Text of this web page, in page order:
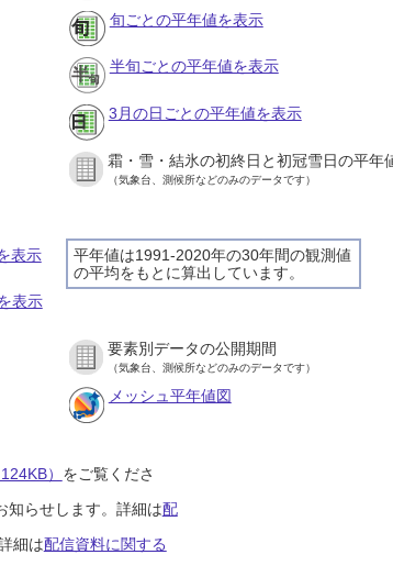
旬ごとの平年値を表示
半旬ごとの平年値を表示
3月の日ごとの平年値を表示
霜・雪・結氷の初終日と初冠雪日の平年
（気象台、測候所などのみのデータです）
平年値は1991-2020年の30年間の観測値
の平均をもとに算出しています。
表示
表示
要素別データの公開期間
（気象台、測候所などのみのデータです）
メッシュ平年値図
） をご覧くださ
知らせします。詳細は配
細は配信資料に関する